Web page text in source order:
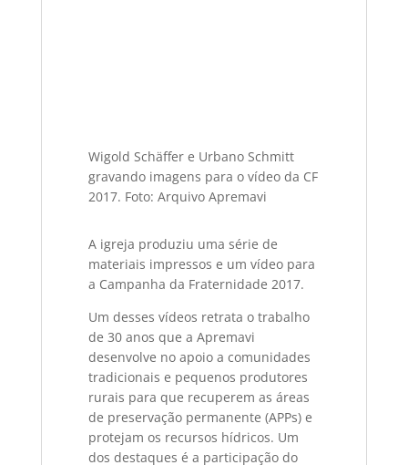
Wigold Schäffer e Urbano Schmitt
gravando imagens para o vídeo da CF
2017. Foto: Arquivo Apremavi
A igreja produziu uma série de
materiais impressos e um vídeo para
a Campanha da Fraternidade 2017.
Um desses vídeos retrata o trabalho
de 30 anos que a Apremavi
desenvolve no apoio a comunidades
tradicionais e pequenos produtores
rurais para que recuperem as áreas
de preservação permanente (APPs) e
protejam os recursos hídricos. Um
dos destaques é a participação do